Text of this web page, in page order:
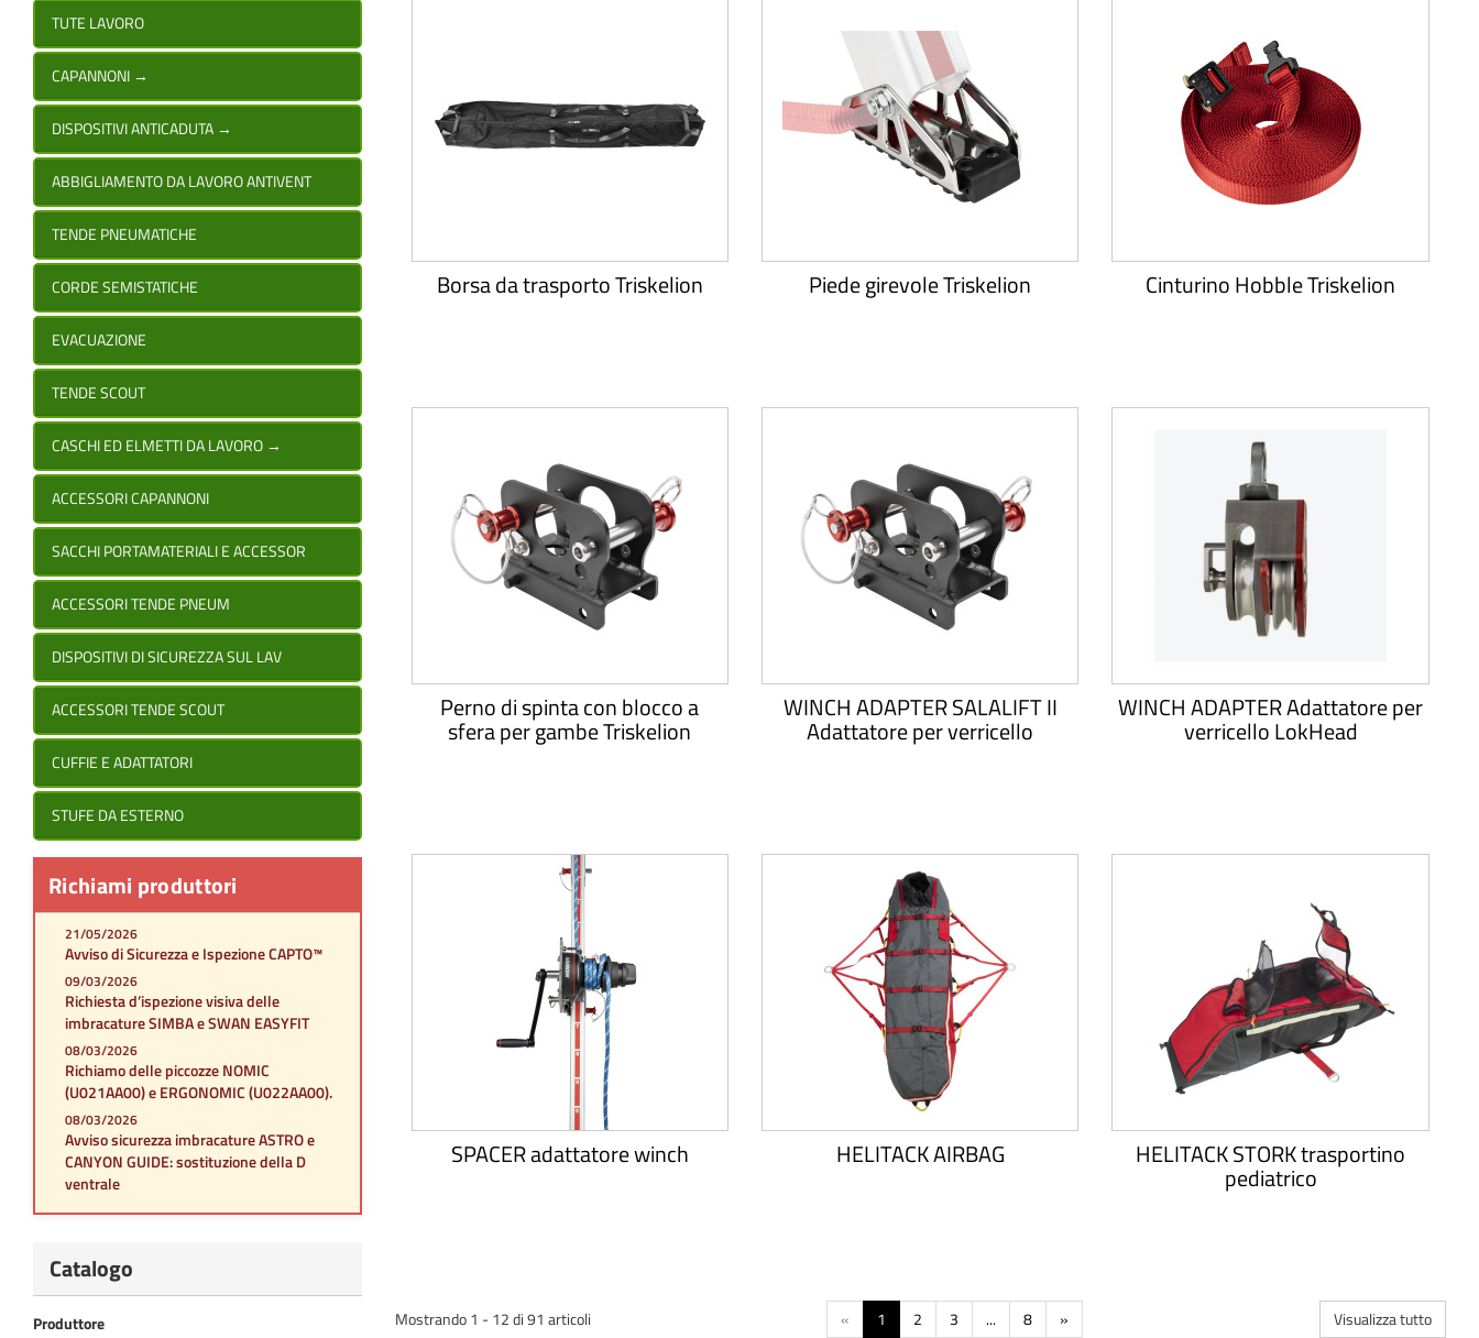
TUTE LAVORO
CAPANNONI →
DISPOSITIVI ANTICADUTA →
ABBIGLIAMENTO DA LAVORO ANTIVENT
TENDE PNEUMATICHE
CORDE SEMISTATICHE
EVACUAZIONE
TENDE SCOUT
CASCHI ED ELMETTI DA LAVORO →
ACCESSORI CAPANNONI
SACCHI PORTAMATERIALI E ACCESSOR
ACCESSORI TENDE PNEUM
DISPOSITIVI DI SICUREZZA SUL LAV
ACCESSORI TENDE SCOUT
CUFFIE E ADATTATORI
STUFE DA ESTERNO
Richiami produttori
21/05/2026
Avviso di Sicurezza e Ispezione CAPTO™
09/03/2026
Richiesta d’ispezione visiva delle
imbracature SIMBA e SWAN EASYFIT
08/03/2026
Richiamo delle piccozze NOMIC
(U021AA00) e ERGONOMIC (U022AA00).
08/03/2026
Avviso sicurezza imbracature ASTRO e
CANYON GUIDE: sostituzione della D
ventrale
Catalogo
Produttore
Borsa da trasporto Triskelion Piede girevole Triskelion Cinturino Hobble Triskelion
Perno di spinta con blocco a
sfera per gambe Triskelion
WINCH ADAPTER SALALIFT II
Adattatore per verricello
WINCH ADAPTER Adattatore per
verricello LokHead
SPACER adattatore winch HELITACK AIRBAG HELITACK STORK trasportino
pediatrico
« 1 2 3 ... 8 » Visualizza tutto
Mostrando 1 - 12 di 91 articoli